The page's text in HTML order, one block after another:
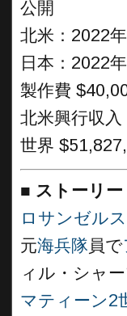
公開
北米：2022
日本：2022
製作費
北米興行収
世界
■ ストーリー
ロサンゼルス
元海兵隊 員で
ィル・シャ
マティーン2